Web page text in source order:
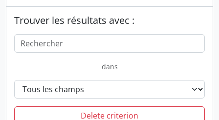
Trouver les résultats avec :
dans
Delete criterion